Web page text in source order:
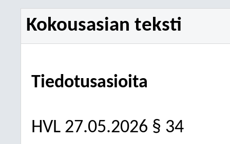
Kokousasian teksti
Tiedotusasioita
HVL 27.05.2026 § 34